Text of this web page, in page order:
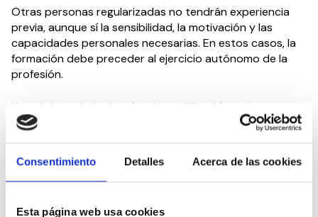
Consentimiento Detalles Acerca de las cookies
Esta página web usa cookies
Otras personas regularizadas no tendrán experiencia
previa, aunque sí la sensibilidad, la motivación y las
capacidades personales necesarias. En estos casos, la
formación debe preceder al ejercicio autónomo de la
profesión.
Una de las principales vías de cualificación es la
formación en
Atención Sociosanitaria a Personas
apoyos, otras instituciones sociales, así como a la
atención domiciliaria.